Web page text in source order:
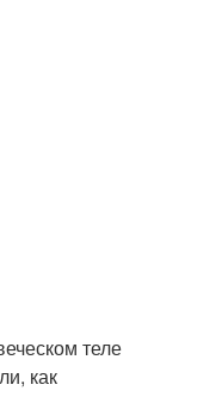
теле
как